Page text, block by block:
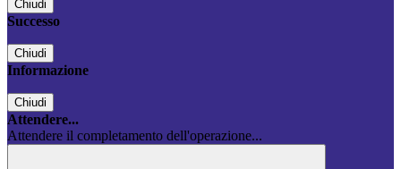
Chiudi
Successo
Chiudi
Informazione
Chiudi
Attendere...
Attendere il completamento dell'operazione...